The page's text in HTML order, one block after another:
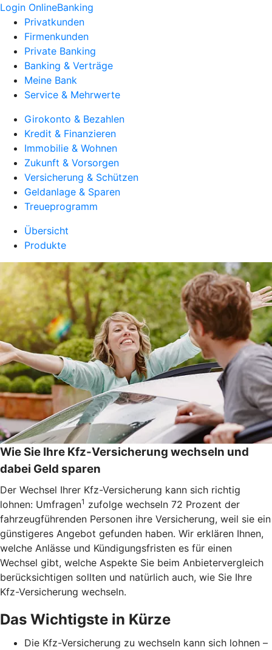
Login OnlineBanking
Privatkunden
Firmenkunden
Private Banking
Banking & Verträge
Meine Bank
Service & Mehrwerte
Girokonto & Bezahlen
Kredit & Finanzieren
Immobilie & Wohnen
Zukunft & Vorsorgen
Versicherung & Schützen
Geldanlage & Sparen
Treueprogramm
Übersicht
Produkte
Wie Sie Ihre Kfz-Versicherung wechseln und
dabei Geld sparen
Der Wechsel Ihrer Kfz-Versicherung kann sich richtig
lohnen: Umfragen1 zufolge wechseln 72 Prozent der
fahrzeugführenden Personen ihre Versicherung, weil sie ein
günstigeres Angebot gefunden haben. Wir erklären Ihnen,
welche Anlässe und Kündigungsfristen es für einen
Wechsel gibt, welche Aspekte Sie beim Anbietervergleich
berücksichtigen sollten und natürlich auch, wie Sie Ihre
Kfz-Versicherung wechseln.
Das Wichtigste in Kürze
Die Kfz-Versicherung zu wechseln kann sich lohnen –